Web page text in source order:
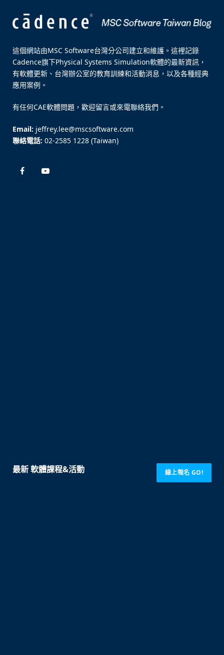
這個網站由MSC Software台灣分公司建立和維護。這裡記錄
Cadence旗下Physical Systems Simulation軟體的最新資訊，
有軟體更新、台灣辦公室的教育訓練和活動消息，以及各種經典
應用案例。
有任何CAE軟體問題，歡迎留言或來電聯絡我們。
Email: jeffrey.lee@mscsoftware.com
聯絡電話: 02-2585 1228 (Taiwan)
FacebookYouTube
最新 軟體課程&活動 線上報名 GO!